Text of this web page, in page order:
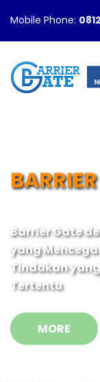
Mobile Phone:
yang
Tindakan
Tertentu
MORE